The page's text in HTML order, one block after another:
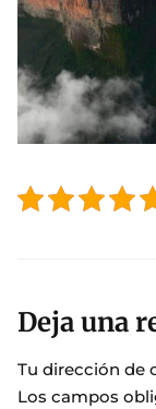
Deja una
Tu dirección de
Los campos